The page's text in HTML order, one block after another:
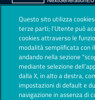
Sezione Link
Privacy Policy
Note legali
Contestazioni
Società Trasparente
Questo sito utilizza
terze parti; l’Utente può
cookies attraverso le
modalità semplificata con
andando nella sezione
mediante selezione
dalla X, in alto a destra,
impostazioni di default e
navigazione in assenza di